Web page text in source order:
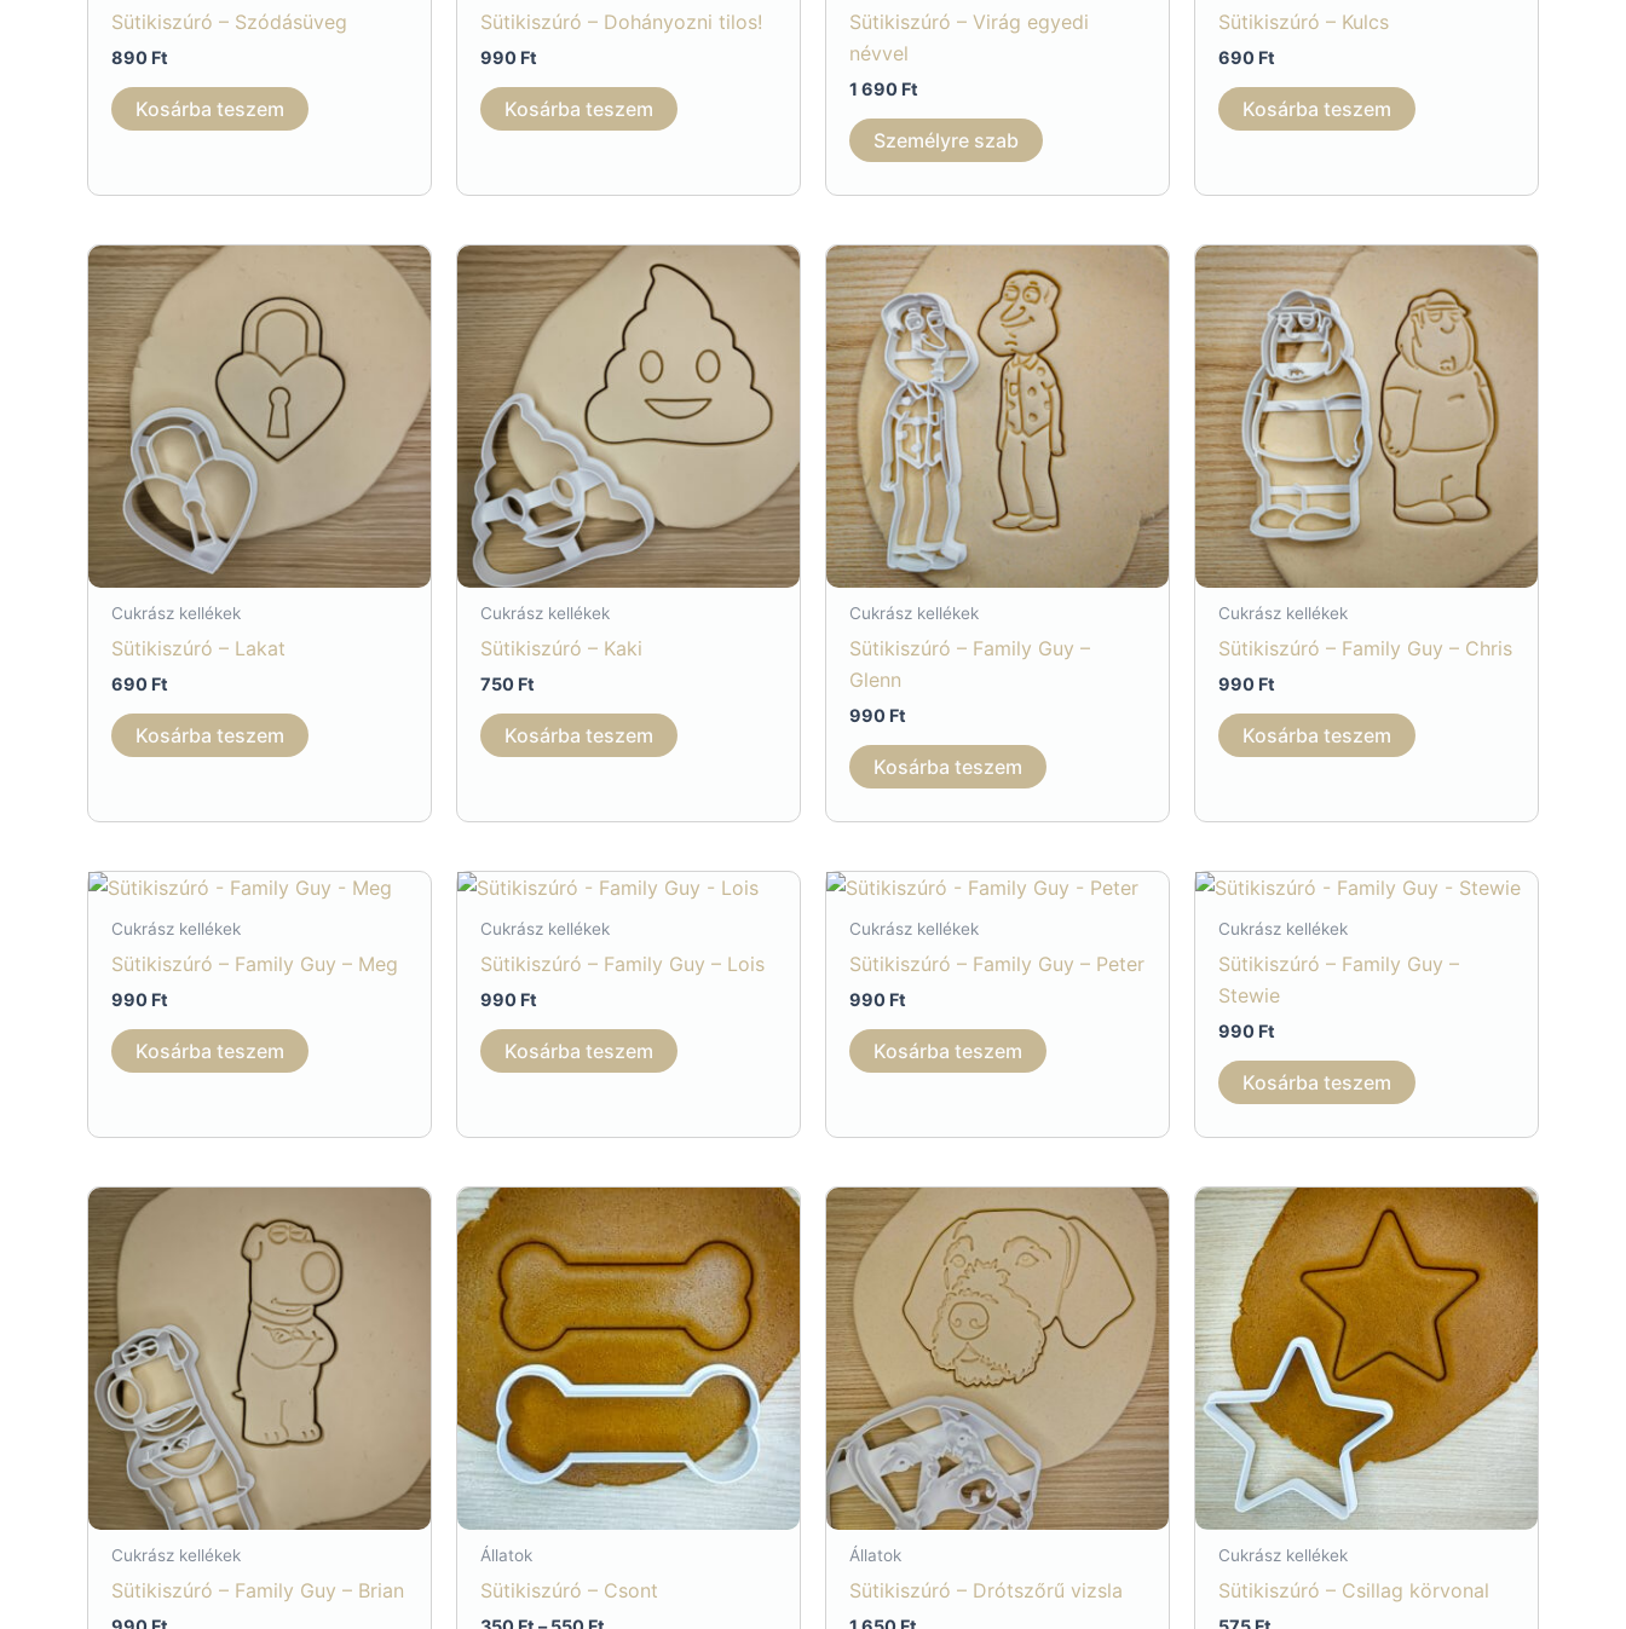
Sütikiszúró – Szódásüveg
890 Ft
Kosárba teszem
Sütikiszúró – Dohányozni tilos!
990 Ft
Kosárba teszem
Sütikiszúró – Virág egyedi
névvel
1 690 Ft
Személyre szab
Sütikiszúró – Kulcs
690 Ft
Kosárba teszem
Cukrász kellékek
Sütikiszúró – Lakat
690 Ft
Kosárba teszem
Cukrász kellékek
Sütikiszúró – Kaki
750 Ft
Kosárba teszem
Cukrász kellékek
Sütikiszúró – Family Guy –
Glenn
990 Ft
Kosárba teszem
Cukrász kellékek
Sütikiszúró – Family Guy – Chris
990 Ft
Kosárba teszem
Cukrász kellékek
Sütikiszúró – Family Guy – Meg
990 Ft
Kosárba teszem
Cukrász kellékek
Sütikiszúró – Family Guy – Lois
990 Ft
Kosárba teszem
Cukrász kellékek
Sütikiszúró – Family Guy – Peter
990 Ft
Kosárba teszem
Cukrász kellékek
Sütikiszúró – Family Guy –
Stewie
990 Ft
Kosárba teszem
Cukrász kellékek
Sütikiszúró – Family Guy – Brian
Állatok
Sütikiszúró – Csont
Állatok
Sütikiszúró – Drótszőrű vizsla
Cukrász kellékek
Sütikiszúró – Csillag körvonal